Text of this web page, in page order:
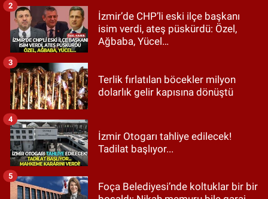
İzmir’de CHP’li eski ilçe başkanı
isim verdi, ateş püskürdü: Özel,
Ağbaba, Yücel…
2
Terlik fırlatılan böcekler milyon
dolarlık gelir kapısına dönüştü
3
İzmir Otogarı tahliye edilecek!
Tadilat başlıyor...
4
Foça Belediyesi’nde koltuklar bir bir
5